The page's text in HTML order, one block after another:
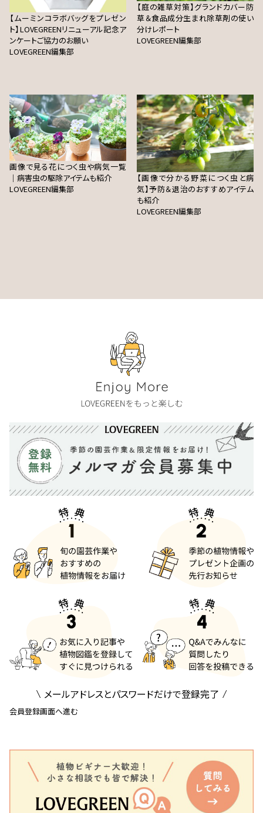
【ムーミンコラボバッグをプレゼン
ト】LOVEGREENリニューアル記念ア
ンケートご協力のお願い
LOVEGREEN編集部
【庭の雑草対策】グランドカバー防
草＆食品成分生まれ除草剤の使い
分けレポート
LOVEGREEN編集部
画像で見る花につく虫や病気一覧
｜病害虫の駆除アイテムも紹介
LOVEGREEN編集部
【画像で分かる野菜につく虫と病
気】予防＆退治のおすすめアイテム
も紹介
LOVEGREEN編集部
メールアドレスとパスワードだけで登録完了
会員登録画面へ進む